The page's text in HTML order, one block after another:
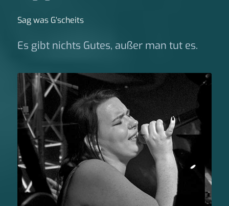
Sag was G‘scheits
Es gibt nichts Gutes, außer man tut es.